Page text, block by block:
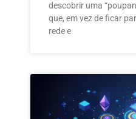
descobrir uma
que, em vez de ficar
rede e